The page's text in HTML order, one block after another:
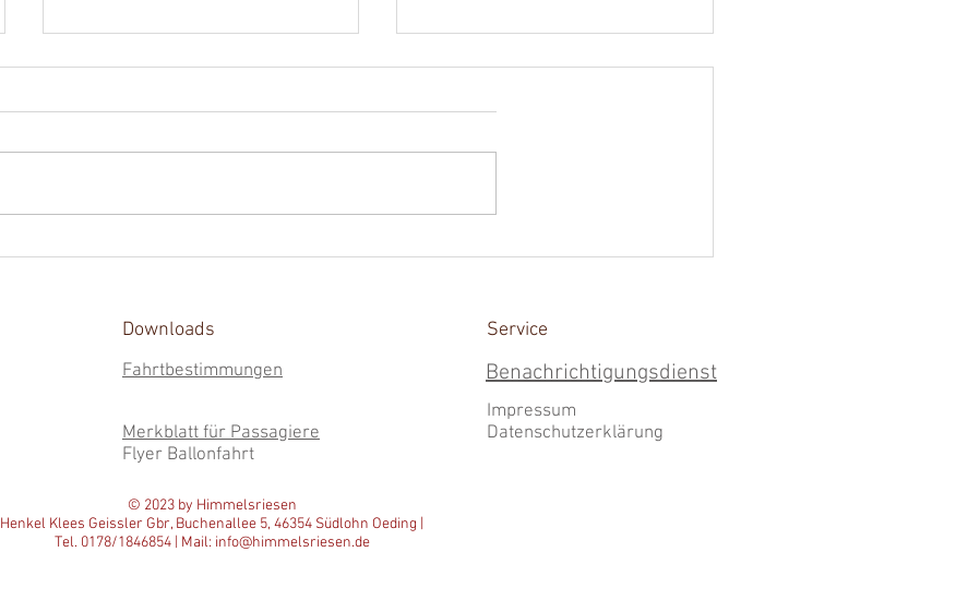
Downloads
Fahrtbestimmungen
Service
Benachrichtigungsdienst
Impressum
Merkblatt für Passagiere
Datenschutzerklärung
Flyer Ballonfahrt
© 2023 by Himmelsriesen
Henkel Klees Geissler Gbr, Buchenallee 5, 46354 Südlohn Oeding |
Tel. 0178/1846854 | Mail: info@himmelsriesen.de